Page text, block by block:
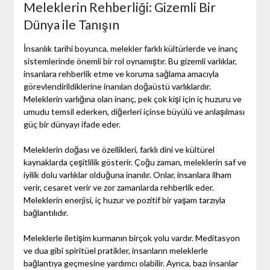
Meleklerin Rehberliği: Gizemli Bir
Dünya ile Tanışın
İnsanlık tarihi boyunca, melekler farklı kültürlerde ve inanç
sistemlerinde önemli bir rol oynamıştır. Bu gizemli varlıklar,
insanlara rehberlik etme ve koruma sağlama amacıyla
görevlendirildiklerine inanılan doğaüstü varlıklardır.
Meleklerin varlığına olan inanç, pek çok kişi için iç huzuru ve
umudu temsil ederken, diğerleri içinse büyülü ve anlaşılması
güç bir dünyayı ifade eder.
Meleklerin doğası ve özellikleri, farklı dini ve kültürel
kaynaklarda çeşitlilik gösterir. Çoğu zaman, meleklerin saf ve
iyilik dolu varlıklar olduğuna inanılır. Onlar, insanlara ilham
verir, cesaret verir ve zor zamanlarda rehberlik eder.
Meleklerin enerjisi, iç huzur ve pozitif bir yaşam tarzıyla
bağlantılıdır.
Meleklerle iletişim kurmanın birçok yolu vardır. Meditasyon
ve dua gibi spiritüel pratikler, insanların meleklerle
bağlantıya geçmesine yardımcı olabilir. Ayrıca, bazı insanlar